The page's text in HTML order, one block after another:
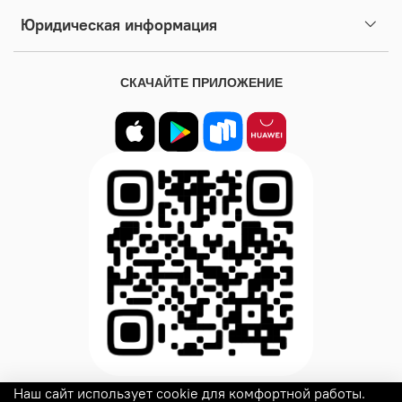
распродажи, вы можете купить наши товары в подарок!
Юридическая информация
СКАЧАЙТЕ ПРИЛОЖЕНИЕ
Наш сайт использует cookie для комфортной работы.